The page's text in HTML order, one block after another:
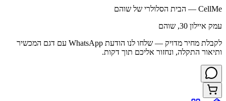
CellMe — הבית הסלולרי של שוהם
עמק איילון 30, שוהם
לקבלת מחיר מדויק — שלחו לנו הודעת WhatsApp עם דגם המכשיר
ותיאור התקלה, ונחזור אליכם תוך דקות.